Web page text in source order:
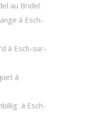
au Bridel
à Esch-
à Esch-sur-
à
à Esch-